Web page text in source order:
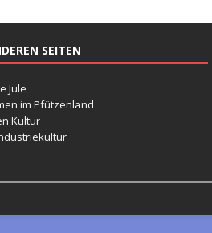
SEITEN
Jule
im Pfützenland
Kultur